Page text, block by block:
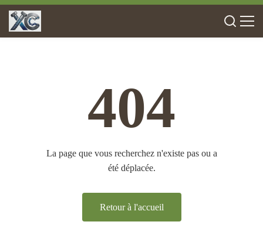
404
La page que vous recherchez n'existe pas ou a
été déplacée.
Retour à l'accueil